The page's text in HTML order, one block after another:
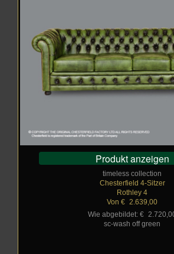
Produkt anzeigen
timeless collection
Chesterfield 4-Sitzer
Rothley 4
Von € 2.639,00
Wie abgebildet: €
sc-wash off green